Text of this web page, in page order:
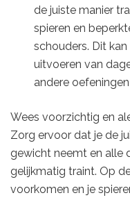
de juiste manier
spieren en
schouders. Dit
uitvoeren van
andere
Wees voorzichtig en
Zorg ervoor dat je de
gewicht neemt en alle
gelijkmatig traint. Op
voorkomen en je